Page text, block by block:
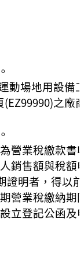
動場地用設備
之廠
營業稅繳款書
銷售額與稅額
證明者，得以
營業稅繳納期
立登記公函及